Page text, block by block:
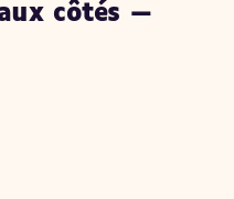
côtés —